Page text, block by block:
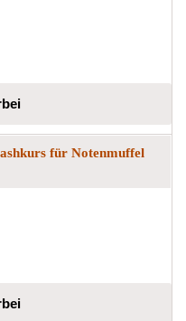
für Notenmuffel